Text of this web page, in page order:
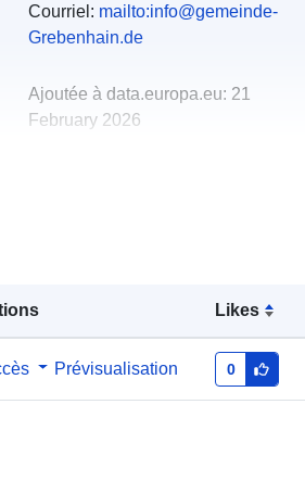
Likes
Prévisualisation 0
Courriel: mailto:info@gemeinde-
Grebenhain.de
Ajoutée à data.europa.eu: 21
February 2026
Type: Polygon
http://data.europa.eu/88u/dataset/8a